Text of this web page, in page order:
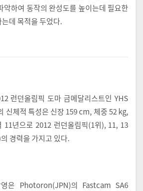
악하여 동작의 완성도를 높이는데 필요한
데 목적을 두었다.
런던올림픽 도마 금메달리스트인 YHS
신체적 특성은 신장 159 cm, 체중 52 kg,
11년으로 2012 런던올림픽(1위), 11, 13
경력을 가지고 있다.
영은 Photoron(JPN)의 Fastcam SA6